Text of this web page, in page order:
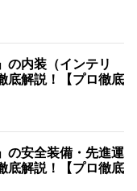
の内装（インテリ
底解説！【プロ徹底
の安全装備・先進運
底解説！【プロ徹底